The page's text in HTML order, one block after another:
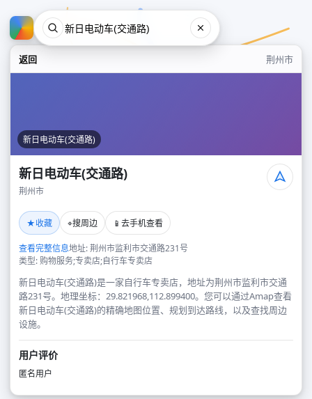
返回 荆州市
新日电动车(交通路)
新日电动车(交通路)
荆州市
★收藏 ⌖搜周边 📱 去手机查看
查看完整信息地址: 荆州市监利市交通路231号
类型: 购物服务;专卖店;自行车专卖店
新日电动车(交通路)是一家自行车专卖店，地址为荆州市监利市交通
路231号。地理坐标：29.821968,112.899400。您可以通过Amap查看
新日电动车(交通路)的精确地图位置、规划到达路线，以及查找周边
设施。
用户评价
匿名用户